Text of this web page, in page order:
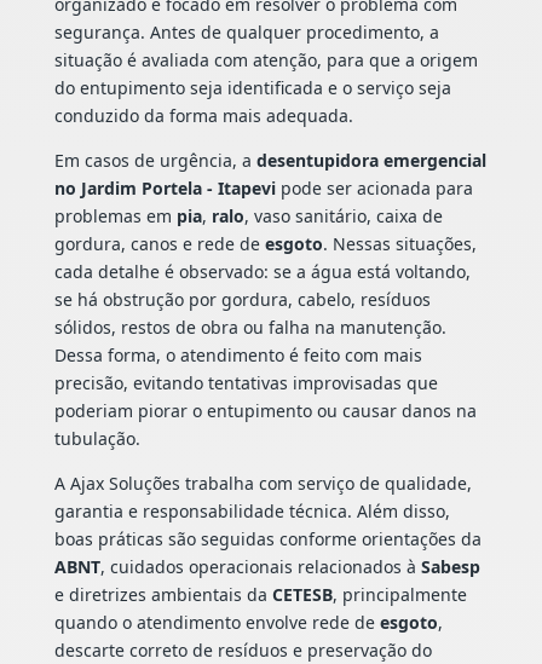
segurança. Antes de qualquer procedimento, a
situação é avaliada com atenção, para que a origem
do entupimento seja identificada e o serviço seja
conduzido da forma mais adequada.
Em casos de urgência, a desentupidora emergencial
no Jardim Portela - Itapevipode ser acionada para
problemas em pia, ralo, vaso sanitário, caixa de
gordura, canos e rede de esgoto. Nessas situações,
cada detalhe é observado: se a água está voltando,
se há obstrução por gordura, cabelo, resíduos
sólidos, restos de obra ou falha na manutenção.
Dessa forma, o atendimento é feito com mais
precisão, evitando tentativas improvisadas que
poderiam piorar o entupimento ou causar danos na
tubulação.
A Ajax Soluções trabalha com serviço de qualidade,
garantia e responsabilidade técnica. Além disso,
boas práticas são seguidas conforme orientações da
ABNT, cuidados operacionais relacionados à Sabesp
e diretrizes ambientais da CETESB, principalmente
quando o atendimento envolve rede de esgoto,
descarte correto de resíduos e preservação do